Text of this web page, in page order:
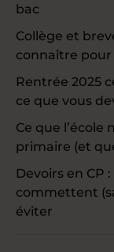
bac
Collège et
connaître
Rentrée 2025
ce que vous
Ce que l’école
primaire (et
Devoirs en CP
commettent
éviter